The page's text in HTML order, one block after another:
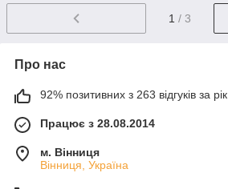
1 / 3
Про нас
92% позитивних з 263 відгуків за рік
Працює з 28.08.2014
м. Вінниця
Вінниця, Україна